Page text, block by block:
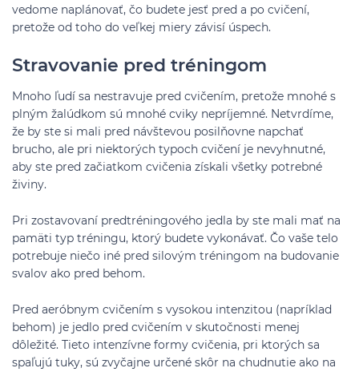
vedome naplánovať, čo budete jesť pred a po cvičení,
pretože od toho do veľkej miery závisí úspech.
Stravovanie pred tréningom
Mnoho ľudí sa nestravuje pred cvičením, pretože mnohé s
plným žalúdkom sú mnohé cviky nepríjemné. Netvrdíme,
že by ste si mali pred návštevou posilňovne napchať
brucho, ale pri niektorých typoch cvičení je nevyhnutné,
aby ste pred začiatkom cvičenia získali všetky potrebné
živiny.
Pri zostavovaní predtréningového jedla by ste mali mať na
pamäti typ tréningu, ktorý budete vykonávať. Čo vaše telo
potrebuje niečo iné pred silovým tréningom na budovanie
svalov ako pred behom.
Pred aeróbnym cvičením s vysokou intenzitou (napríklad
behom) je jedlo pred cvičením v skutočnosti menej
dôležité. Tieto intenzívne formy cvičenia, pri ktorých sa
spaľujú tuky, sú zvyčajne určené skôr na chudnutie ako na